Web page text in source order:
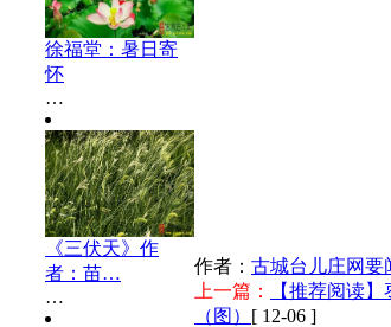
徐福堂：暑日寄
怀
…
《三伏天》作
者：苗…
…
作者： 古城台儿庄网要
上一篇：
【推荐阅读
（图） [ 12-06 ]